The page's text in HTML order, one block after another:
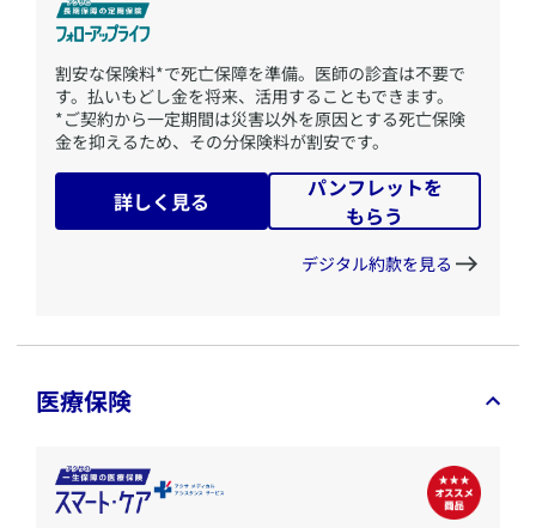
​割安な保険料*で死亡保障を準備。医師の診査は不要で
す。払いもどし金を将来、活用することもできます。
*ご契約から一定期間は災害以外を原因とする死亡保険
金を抑えるため、その分保険料が割安です。
詳しく見る
パンフレットを
もらう
デジタル約款を見る
医療保険